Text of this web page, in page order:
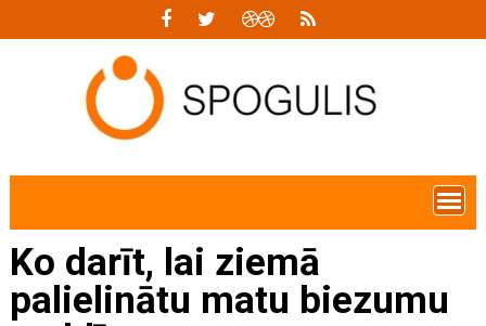
Ko darīt, lai ziemā
palielinātu matu biezumu